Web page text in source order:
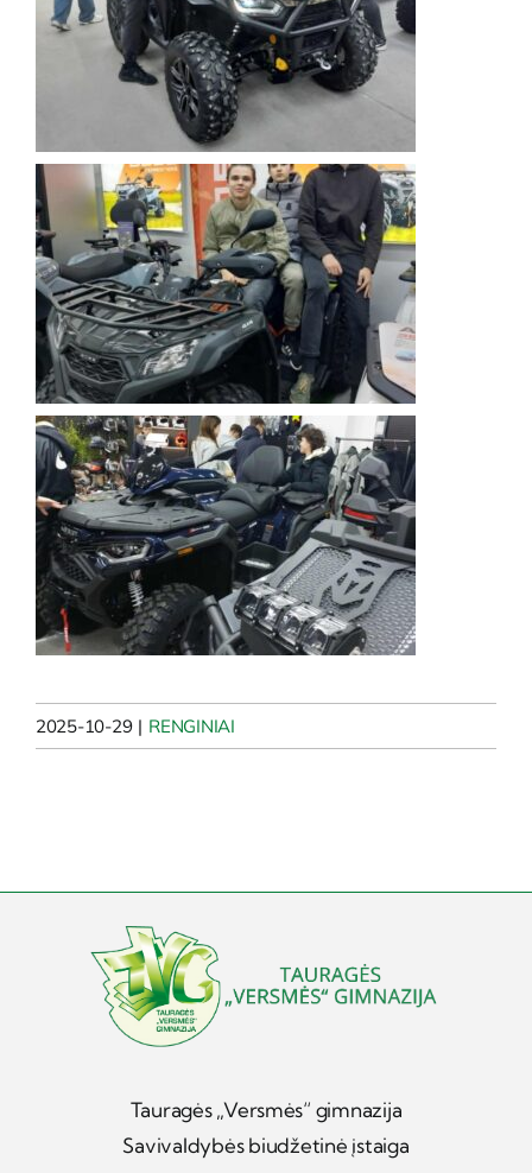
2025-10-29 | RENGINIAI
Tauragės „Versmės“ gimnazija
Savivaldybės biudžetinė įstaiga